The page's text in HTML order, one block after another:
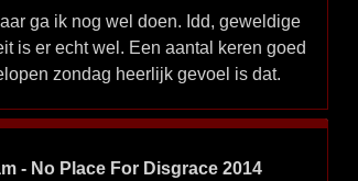
ga ik nog wel doen. Idd, geweldige
is er echt wel. Een aantal keren goed
zondag heerlijk gevoel is dat.
- No Place For Disgrace 2014